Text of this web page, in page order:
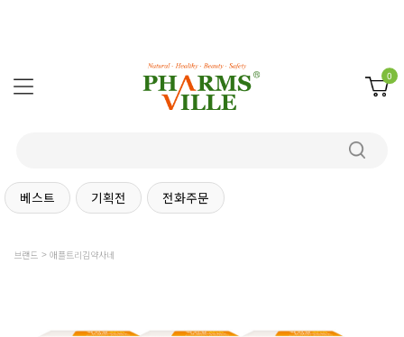
0
베스트 기획전 전화주문
브랜드 애플트리김약사네